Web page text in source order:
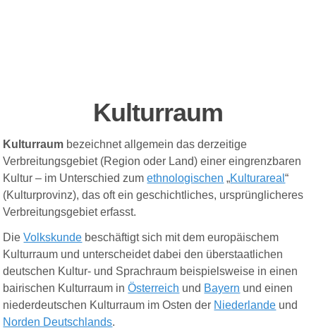
Kulturraum
Kulturraum bezeichnet allgemein das derzeitige
Verbreitungsgebiet (Region oder Land) einer eingrenzbaren
Kultur – im Unterschied zumethnologischen „Kulturareal“
(Kulturprovinz), das oft ein geschichtliches, ursprünglicheres
Verbreitungsgebiet erfasst.
DieVolkskunde beschäftigt sich mit demeuropäischem
Kulturraum und unterscheidet dabei den überstaatlichen
deutschen Kultur- und Sprachraum beispielsweise in einen
bairischen Kulturraum inÖsterreich und Bayern und einen
niederdeutschen Kulturraum im Osten der Niederlande und
Norden Deutschlands.